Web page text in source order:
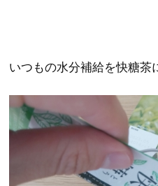
いつもの水分補給を快糖茶